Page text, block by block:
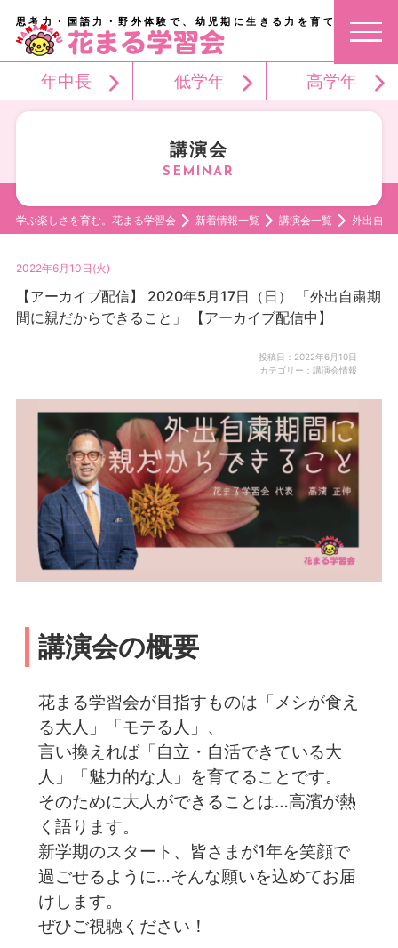
思考力・国語力・野外体験で、幼児期に生きる力を育てる。
年中長 低学年 高学年
講演会
学ぶ楽しさを育む。花まる学習会 新着情報一覧 講演会一覧 外出自粛
2022年6月10日(火)
【アーカイブ配信】 2020年5月17日（日） 「外出自粛期
間に親だからできること」 【アーカイブ配信中】
投稿日：2022年6月10日
カテゴリー：講演会情報
講演会の概要
花まる学習会が目指すものは「メシが食え
る大人」「モテる人」、
言い換えれば「自立・自活できている大
人」「魅力的な人」を育てることです。
そのために大人ができることは…高濱が熱
く語ります。
新学期のスタート、皆さまが1年を笑顔で
過ごせるように…そんな願いを込めてお届
けします。
ぜひご視聴ください！